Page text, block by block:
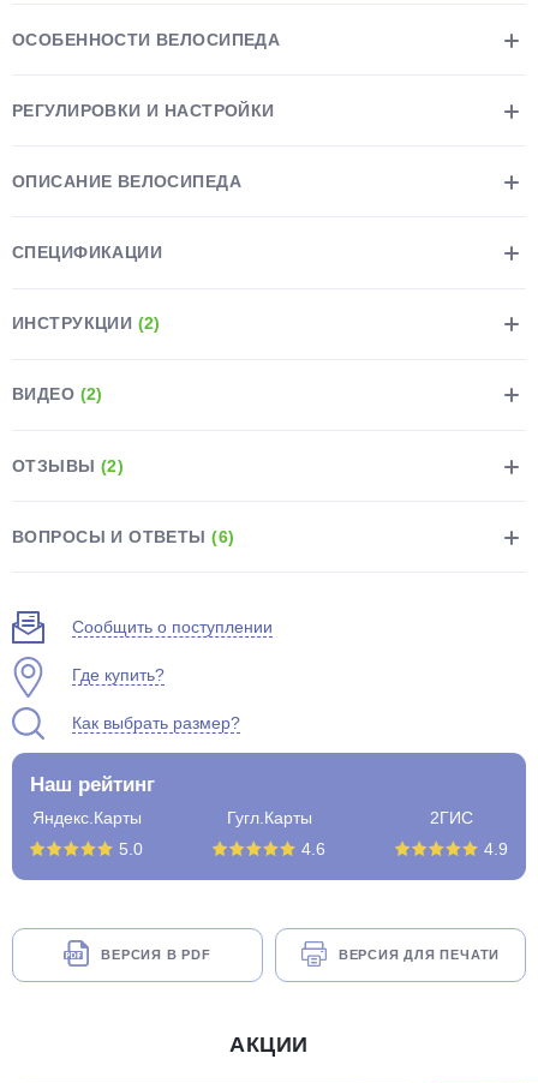
ОСОБЕННОСТИ ВЕЛОСИПЕДА
РЕГУЛИРОВКИ И НАСТРОЙКИ
ОПИСАНИЕ ВЕЛОСИПЕДА
СПЕЦИФИКАЦИИ
ИНСТРУКЦИИ (2)
ВИДЕО (2)
ОТЗЫВЫ (2)
ВОПРОСЫ И ОТВЕТЫ(6)
Сообщить о поступлении
Где купить?
Как выбрать размер?
Наш рейтинг
Яндекс.Карты
5.0
Гугл.Карты
4.6
2ГИС
4.9
ВЕРСИЯ В PDF ВЕРСИЯ ДЛЯ ПЕЧАТИ
АКЦИИ